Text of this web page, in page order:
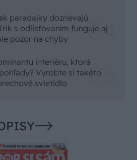
paradajky dozrievajú
s odlisťovaním funguje aj
pozor na chyby
interiéru, ktorá
Vyrobte si takéto
svietidlo